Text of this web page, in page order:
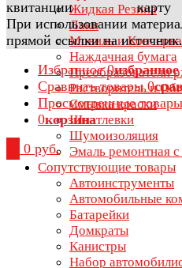
Жидкая Резина
Лаки
Мовиль и
Наждачная бумага
Преобразователи
Растворитель и
Смывка краски
Шпатлевки
Шумоизоляция
Эмаль ремонтная с
Сопутствующие товары
Автоинструменты
Автомобильные
Батарейки
Домкраты
Канистры
Набор
При использовании
прямой ссылки на источник.
Избранное 0избранное
Сравнить товары 0
Просмотренные товары
0корзина
0 руб.